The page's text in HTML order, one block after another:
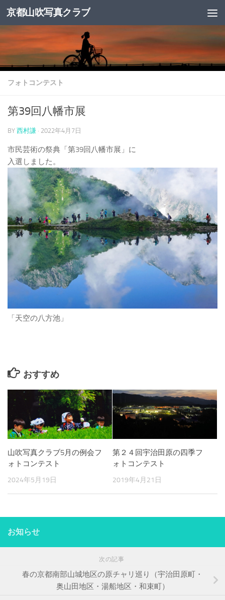
コンテンツへスキップ
京都山吹写真クラブ
フォトコンテスト
第39回八幡市展
BY 西村謙 · 2022年4月7日
市民芸術の祭典「第39回八幡市展」に
入選しました。
「天空の八方池」
おすすめ
山吹写真クラブ5月の例会フ
ォトコンテスト
2024年5月19日
第２４回宇治田原の四季フ
ォトコンテスト
2019年4月21日
お知らせ
次の記事
春の京都南部山城地区の原チャリ巡り（宇治田原町・
奥山田地区・湯船地区・和束町）